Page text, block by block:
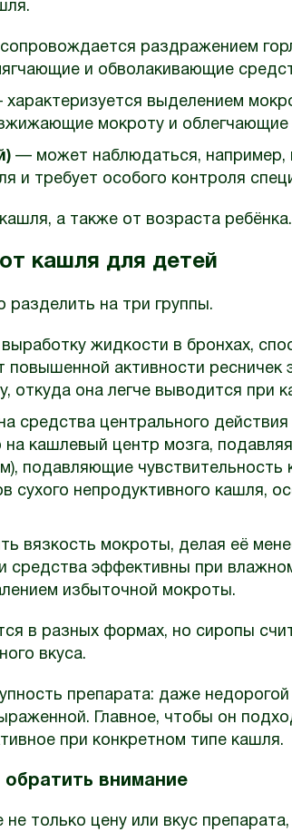
раздражением
и обволакивающие
выделением
мокроту и облегчающие
— может наблюдаться, например,
и требует особого контроля
а также от возраста ребёнка.
кашля для детей
на три группы.
жидкости в бронхах,
повышенной активности ресничек
откуда она легче выводится при
средства центрального
кашлевый центр мозга,
подавляющие
сухого непродуктивного кашля,
вязкость мокроты, делая её
средства эффективны при
избыточной мокроты.
в разных формах, но сиропы
вкуса.
препарата: даже
Главное, чтобы он
при конкретном типе кашля.
внимание
не только цену или вкус